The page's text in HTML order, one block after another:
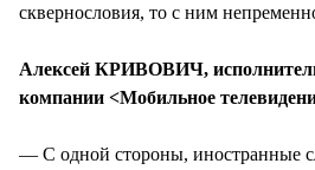
сквернословия, то с ним
Алексей КРИВОВИЧ,
компании <Мобильное
— С одной стороны, иностранные